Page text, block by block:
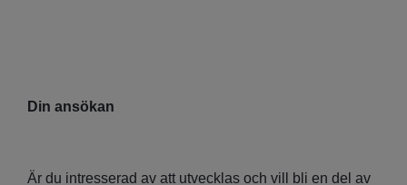
Din ansökan
Är du intresserad av att utvecklas och vill bli en del av